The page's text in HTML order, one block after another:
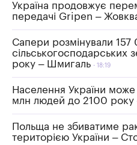
Україна продовжує
передачі Gripen –
Сапери розмінували 157
сільськогосподарських
року – Шмигаль
18:19
Населення України
млн людей до 2100
Польща не збиватиме
територією України –